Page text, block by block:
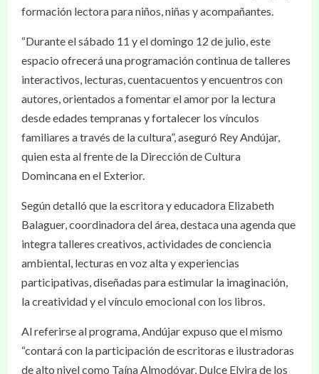
formación lectora para niños, niñas y acompañantes.
“Durante el sábado 11 y el domingo 12 de julio, este
espacio ofrecerá una programación continua de talleres
interactivos, lecturas, cuentacuentos y encuentros con
autores, orientados a fomentar el amor por la lectura
desde edades tempranas y fortalecer los vínculos
familiares a través de la cultura”, aseguró Rey Andújar,
quien esta al frente de la Dirección de Cultura
Domincana en el Exterior.
Según detalló que la escritora y educadora Elizabeth
Balaguer, coordinadora del área, destaca una agenda que
integra talleres creativos, actividades de conciencia
ambiental, lecturas en voz alta y experiencias
participativas, diseñadas para estimular la imaginación,
la creatividad y el vínculo emocional con los libros.
Al referirse al programa, Andújar expuso que el mismo
“contará con la participación de escritoras e ilustradoras
de alto nivel como Taína Almodóvar, Dulce Elvira de los